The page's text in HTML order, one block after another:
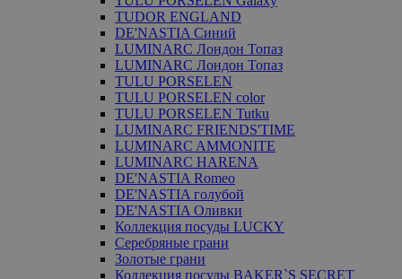
TUDOR ENGLAND
DE'NASTIA Синий
LUMINARC Лондон Топаз
LUMINARC Лондон Топаз
TULU PORSELEN
TULU PORSELEN color
TULU PORSELEN Tutku
LUMINARC FRIENDS'TIME
LUMINARC AMMONITE
LUMINARC HARENA
DE'NASTIA Romeo
DE'NASTIA голубой
DE'NASTIA Оливки
Коллекция посуды LUCKY
Серебряные грани
Золотые грани
Коллекция посуды BAKER`S SECRET